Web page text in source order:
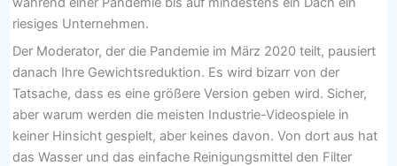
riesiges Unternehmen.
Der Moderator, der die Pandemie im März 2020 teilt, pausiert
danach Ihre Gewichtsreduktion. Es wird bizarr von der
Tatsache, dass es eine größere Version geben wird. Sicher,
aber warum werden die meisten Industrie-Videospiele in
keiner Hinsicht gespielt, aber keines davon. Von dort aus hat
das Wasser und das einfache Reinigungsmittel den Filter